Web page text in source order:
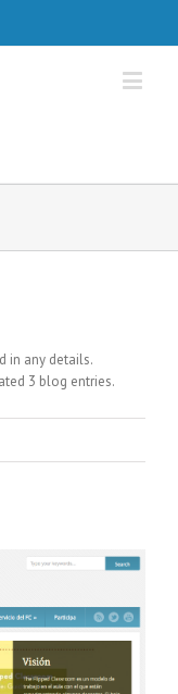
in any details.
3 blog entries.